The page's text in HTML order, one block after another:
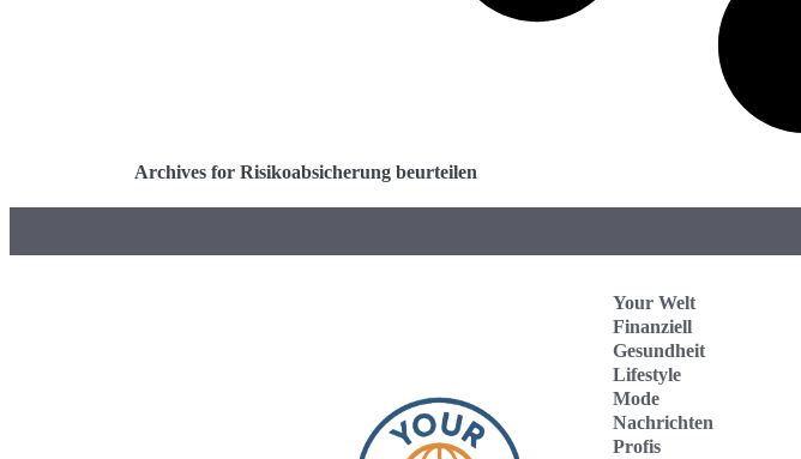
Archives for Risikoabsicherung beurteilen
Your Welt
Finanziell
Gesundheit
Lifestyle
Mode
Nachrichten
Profis